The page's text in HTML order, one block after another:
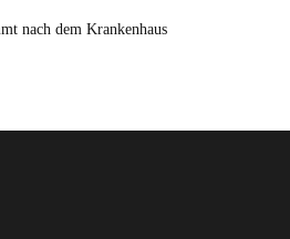
nach dem Krankenhaus